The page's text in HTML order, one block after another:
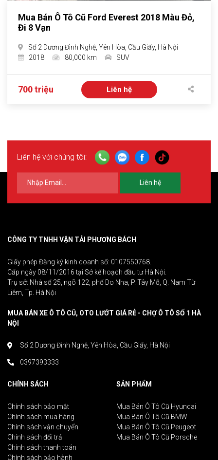
Mua Bán Ô Tô Cũ Ford Everest 2018 Màu Đỏ,
Đi 8 Vạn
Số 2 Dương Đình Nghệ, Yên Hòa, Cầu Giấy, Hà Nội
2018
80,000 km SUV
700 triệu Liên hệ
Liên hệ với chúng tôi:
Liên hệ
CÔNG TY TNHH VẬN TẢI PHƯƠNG BÁCH
Giấy phép Đăng ký kinh doanh số: 0107550768.
Cấp ngày 08/11/2016 tại Sở kế hoạch đầu tư Hà Nội.
Trụ sở: Nhà số 25, ngõ 122, phố Do Nha, P. Tây Mỗ, Q. Nam Từ
Liêm, Tp. Hà Nội
MUA BÁN XE Ô TÔ CŨ, OTO LƯỚT GIÁ RẺ - CHỢ Ô TÔ SỐ 1 HÀ
NỘI
Số 2 Dương Đình Nghệ, Yên Hòa, Cầu Giấy, Hà Nội
0397393333
CHÍNH SÁCH
Chính sách bảo mật
Chính sách mua hàng
Chính sách vận chuyển
Chính sách đổi trả
Chính sách thanh toán
Chính sách bảo hành
SẢN PHẨM
Mua Bán Ô Tô Cũ Hyundai
Mua Bán Ô Tô Cũ BMW
Mua Bán Ô Tô Cũ Peugeot
Mua Bán Ô Tô Cũ Porsche